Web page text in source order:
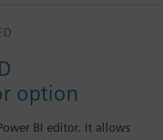
option
BI editor. It allows